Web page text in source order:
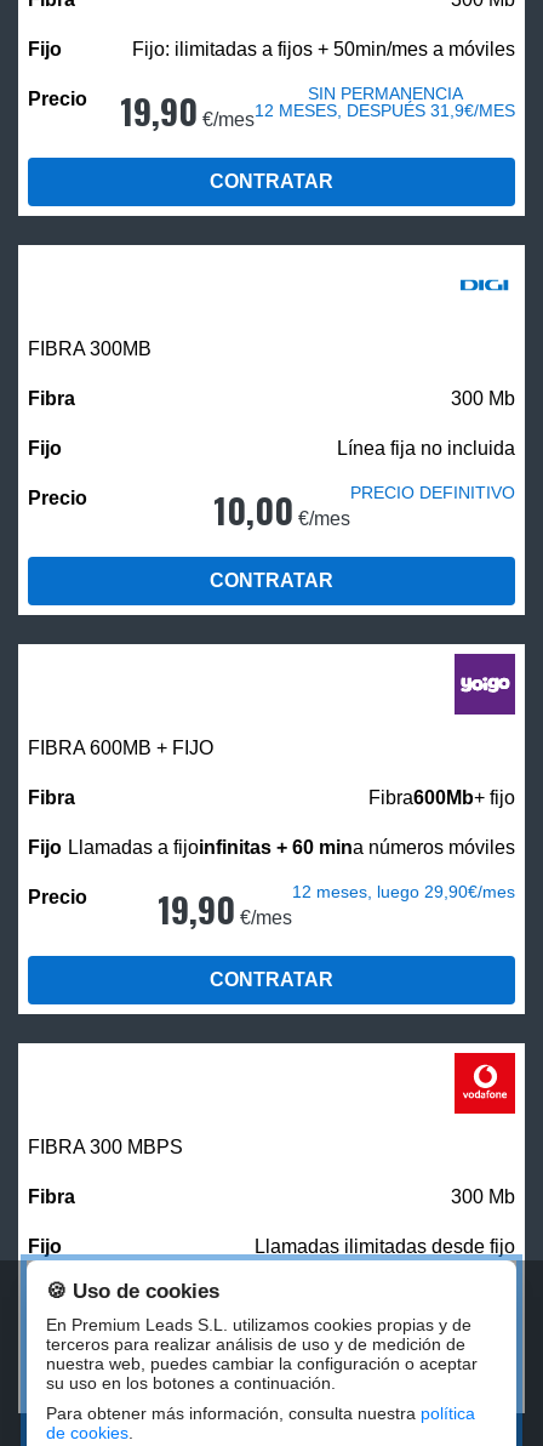
Fijo: ilimitadas a fijos + 50min/mes a móviles
19,90 €/mes
SIN PERMANENCIA
12 MESES, DESPUÉS 31,9€/MES
CONTRATAR
FIBRA 300MB
300 Mb
Línea fija no incluida
10,00 €/mes
PRECIO DEFINITIVO
CONTRATAR
FIBRA 600MB + FIJO
Fibra600Mb+ fijo
Llamadas a fijoinfinitas + 60 mina números móviles
19,90 €/mes
12 meses, luego 29,90€/mes
CONTRATAR
FIBRA 300 MBPS
300 Mb
Llamadas ilimitadas desde fijo
27,00 €/mes
CONTRATAR
🍪 Uso de cookies
En Premium Leads S.L. utilizamos cookies propias y de
terceros para realizar análisis de uso y de medición de
nuestra web, puedes cambiar la configuración o aceptar
su uso en los botones a continuación.
Para obtener más información, consulta nuestra política
de cookies